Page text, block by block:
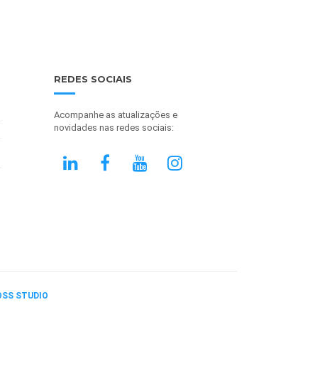
REDES SOCIAIS
Acompanhe as atualizações e
novidades nas redes sociais:
STUDIO